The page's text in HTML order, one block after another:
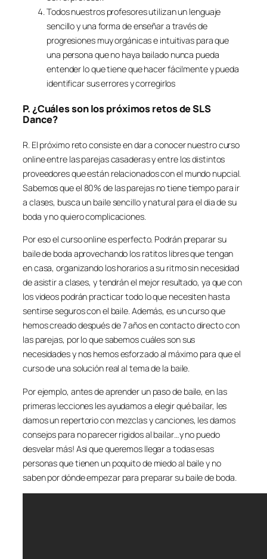
Todos nuestros profesores utilizan un lenguaje
sencillo y una forma de enseñar a través de
progresiones muy orgánicas e intuitivas para que
una persona que no haya bailado nunca pueda
entender lo que tiene que hacer fácilmente y pueda
identificar sus errores y corregirlos
P. ¿Cuáles son los próximos retos de SLS
Dance?
R. El próximo reto consiste en dar a conocer nuestro curso
online entre las parejas casaderas y entre los distintos
proveedores que están relacionados con el mundo nupcial.
Sabemos que el 80% de las parejas no tiene tiempo para ir
a clases, busca un baile sencillo y natural para el dia de su
boda y no quiero complicaciones.
Por eso el curso online es perfecto. Podrán preparar su
baile de boda aprovechando los ratitos libres que tengan
en casa, organizando los horarios a su ritmo sin necesidad
de asistir a clases, y tendrán el mejor resultado, ya que con
los videos podrán practicar todo lo que necesiten hasta
sentirse seguros con el baile. Además, es un curso que
hemos creado después de 7 años en contacto directo con
las parejas, por lo que sabemos cuáles son sus
necesidades y nos hemos esforzado al máximo para que el
curso de una solución real al tema de la baile.
Por ejemplo, antes de aprender un paso de baile, en las
primeras lecciones les ayudamos a elegir qué bailar, les
damos un repertorio con mezclas y canciones, les damos
consejos para no parecer rigidos al bailar…y no puedo
desvelar más! Asi que queremos llegar a todas esas
personas que tienen un poquito de miedo al baile y no
saben por dónde empezar para preparar su baile de boda.